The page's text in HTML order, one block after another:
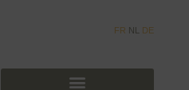
FR NL DE